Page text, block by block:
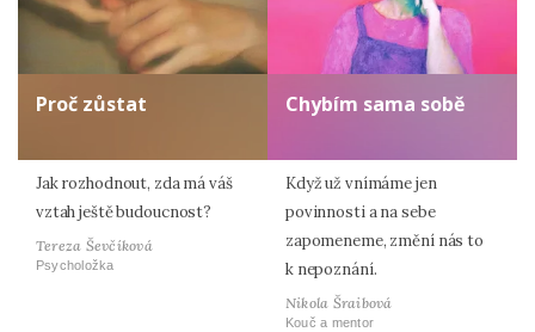
Proč zůstat
Jak rozhodnout, zda má váš
vztah ještě budoucnost?
Tereza Ševčíková
Psycholožka
Chybím sama sobě
Když už vnímáme jen
povinnosti a na sebe
zapomeneme, změní nás to
k nepoznání.
Nikola Šraibová
Kouč a mentor